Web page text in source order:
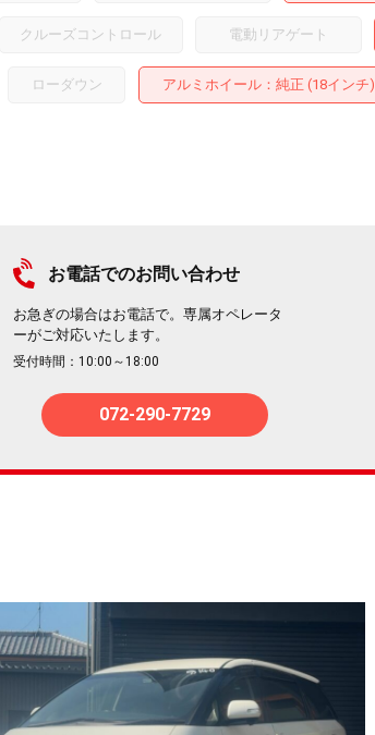
クルーズコントロール 電動リアゲート
ローダウン アルミホイール：純正 (18インチ)
お電話でのお問い合わせ
お急ぎの場合はお電話で。専属オペレータ
ーがご対応いたします。
受付時間：10:00～18:00
072-290-7729